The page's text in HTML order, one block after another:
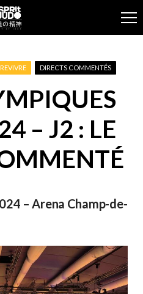
DIRECTS COMMENTÉS
– J2 : LE
– Arena Champ-de-